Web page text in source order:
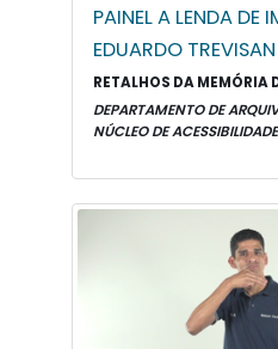
PAINEL A LENDA DE
EDUARDO
RETALHOS DA MEMÓRIA
DEPARTAMENTO DE
NÚCLEO DE